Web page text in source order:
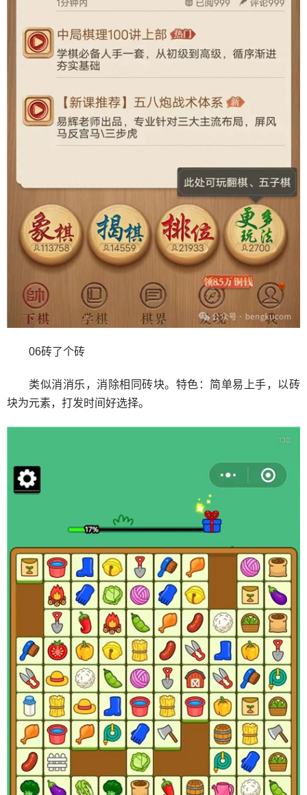
06砖了个砖
类似消消乐，消除相同砖块。特色：简单易上手，以砖
块为元素，打发时间好选择。